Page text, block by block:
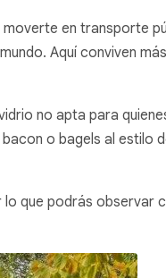
en transporte
Aquí conviven
no apta para
o bagels al estilo
lo que podrás observar